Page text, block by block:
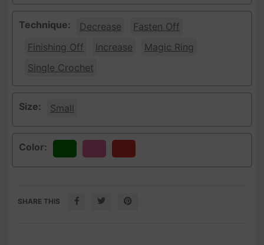
Technique: Decrease
Fasten Off
Finishing Off
Increase
Magic Ring
Single Crochet
Size: Small
Color:
SHARE THIS